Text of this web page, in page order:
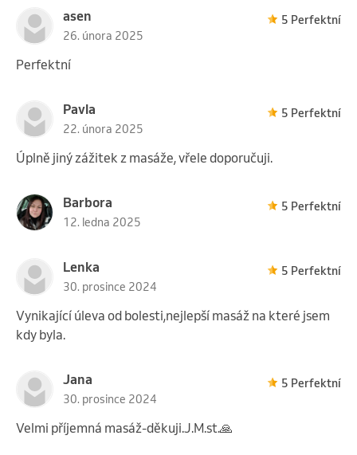
asen
26. února 2025
5 Perfektní
Perfektní
Pavla
22. února 2025
5 Perfektní
Úplně jiný zážitek z masáže, vřele doporučuji.
Barbora
12. ledna 2025
5 Perfektní
Lenka
30. prosince 2024
5 Perfektní
Vynikající úleva od bolesti,nejlepší masáž na které jsem
kdy byla.
Jana
30. prosince 2024
5 Perfektní
Velmi příjemná masáž-děkuji.J.M.st.🙏